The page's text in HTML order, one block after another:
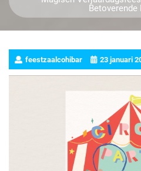
Betoverende
feestzaalcohibar 23 januari